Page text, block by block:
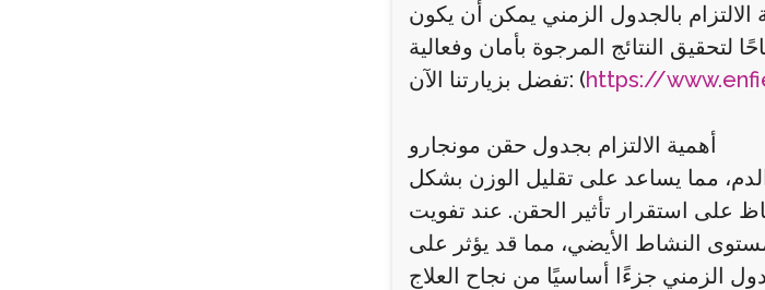
بالجدول الزمني يمكن أن يكون
تفضل بزيارتنا الآن: (https://
أهمية الالتزام بجدول حقن مونجارو
مما يساعد على تقليل الوزن بشكل
على استقرار تأثير الحقن. عند تفويت
النشاط الأيضي، مما قد يؤثر على